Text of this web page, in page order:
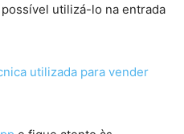
utilizá-lo na entrada
utilizada para vender